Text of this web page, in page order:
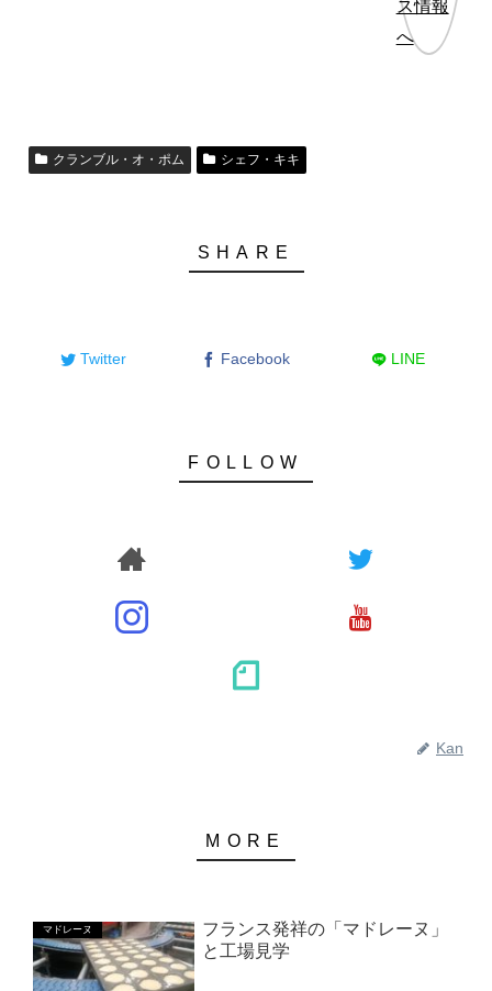
クランブル・オ・ポム シェフ・キキ
Twitter Facebook LINE
Kan
マドレーヌ
フランス発祥の「マドレーヌ」
と工場見学